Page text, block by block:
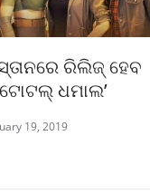
ରିଲିଜ୍ ହେବ
ଧମାଲ’
19, 2019